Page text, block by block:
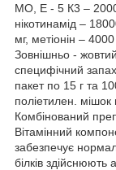
МО, Е - 5 К3 – 2000
нікотинамід –
мг, метіонін –
Зовнішньо -
специфічний
пакет по 15 г та
поліетилен. мішок
Комбінований
Вітамінний
забезпечує
білків